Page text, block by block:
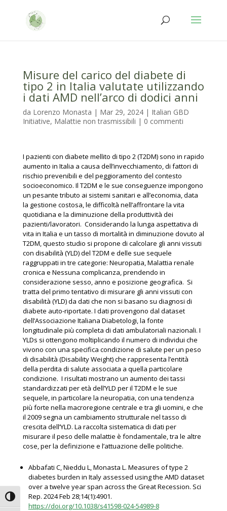
contenuto
navigazione
Attiva/disattiva alto contrasto
Misure del carico del diabete di
tipo 2 in Italia valutate utilizzando
i dati AMD nell’arco di dodici anni
da Lorenzo Monasta | Mar 29, 2024| Italian GBD
Initiative, Malattie non trasmissibili | 0 commenti
I pazienti con diabete mellito di tipo 2 (T2DM) sono in rapido
aumento in Italia a causa dell’invecchiamento, di fattori di
rischio prevenibili e del peggioramento del contesto
socioeconomico. Il T2DM e le sue conseguenze impongono
un pesante tributo ai sistemi sanitari e all’economia, data
la gestione costosa, le difficoltà nell’affrontare la vita
quotidiana e la diminuzione della produttività dei
pazienti/lavoratori. Considerando la lunga aspettativa di
vita in Italia e un tasso di mortalità in diminuzione dovuto al
T2DM, questo studio si propone di calcolare gli anni vissuti
con disabilità (YLD) del T2DM e delle sue sequele
raggruppati in tre categorie: Neuropatia, Malattia renale
cronica e Nessuna complicanza, prendendo in
considerazione sesso, anno e posizione geografica. Si
tratta del primo tentativo di misurare gli anni vissuti con
disabilità (YLD) da dati che non si basano su diagnosi di
diabete auto-riportate. I dati provengono dal dataset
dell’Associazione Italiana Diabetologi, la fonte
longitudinale più completa di dati ambulatoriali nazionali. I
YLDs si ottengono moltiplicando il numero di individui che
vivono con una specifica condizione di salute per un peso
di disabilità (Disability Weight) che rappresenta l’entità
della perdita di salute associata a quella particolare
condizione. I risultati mostrano un aumento dei tassi
standardizzati per età dell’YLD per il T2DM e le sue
sequele, in particolare la neuropatia, con una tendenza
più forte nella macroregione centrale e tra gli uomini, e che
il 2009 segna un cambiamento strutturale nel tasso di
crescita dell’YLD. La raccolta sistematica di dati per
misurare il peso delle malattie è fondamentale, tra le altre
cose, per la definizione e l’attuazione delle politiche.
Abbafati C, Nieddu L, Monasta L. Measures of type 2
diabetes burden in Italy assessed using the AMD dataset
over a twelve year span across the Great Recession. Sci
Rep. 2024 Feb 28;14(1):4901.
https://doi.org/10.1038/s41598-024-54989-8